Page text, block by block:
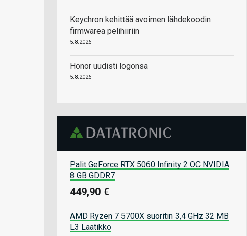
Keychron kehittää avoimen lähdekoodin
firmwarea pelihiiriin
5.8.2026
Honor uudisti logonsa
5.8.2026
Palit GeForce RTX 5060 Infinity 2 OC NVIDIA
8 GB GDDR7
449,90 €
AMD Ryzen 7 5700X suoritin 3,4 GHz 32 MB
L3 Laatikko